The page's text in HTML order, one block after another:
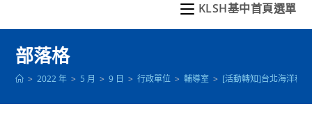
KLSH基中首頁選單
部落格
> 2022 年 > 5 月 > 9 日 > 行政單位 > 輔導室 > [活動轉知]台北海洋科